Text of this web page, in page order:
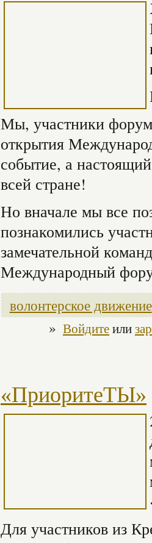
Мы, участники
открытия
событие, а
всей стране!
Но вначале мы все
познакомились
замечательной
Международный
волонтерское движение
» Войдитеили
«ПриоритеТЫ»
Для участников из